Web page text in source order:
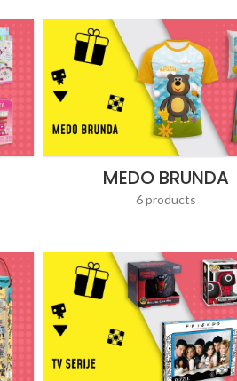
MEDO BRUNDA
6 products